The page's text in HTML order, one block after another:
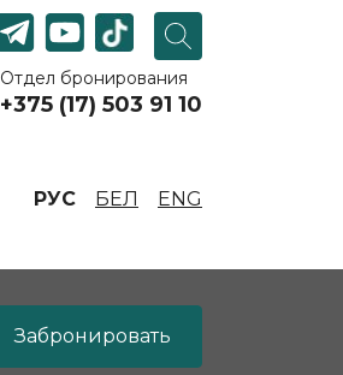
Отдел бронирования
+375 (17) 503 91 10
РУС
БЕЛ ENG
Забронировать